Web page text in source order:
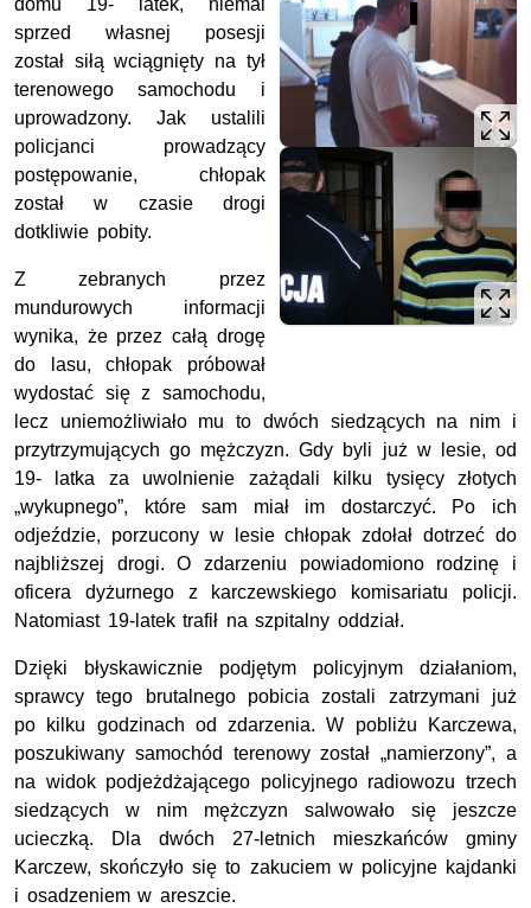
domu 19- latek, niemal
sprzed własnej posesji
został siłą wciągnięty na tył
terenowego samochodu i
uprowadzony. Jak ustalili
policjanci prowadzący
postępowanie, chłopak
został w czasie drogi
dotkliwie pobity.
Z zebranych przez
mundurowych informacji
wynika, że przez całą drogę
do lasu, chłopak próbował
wydostać się z samochodu,
lecz uniemożliwiało mu to dwóch siedzących na nim i
przytrzymujących go mężczyzn. Gdy byli już w lesie, od
19- latka za uwolnienie zażądali kilku tysięcy złotych
„wykupnego”, które sam miał im dostarczyć. Po ich
odjeździe, porzucony w lesie chłopak zdołał dotrzeć do
najbliższej drogi. O zdarzeniu powiadomiono rodzinę i
oficera dyżurnego z karczewskiego komisariatu policji.
Natomiast 19-latek trafił na szpitalny oddział.
Dzięki błyskawicznie podjętym policyjnym działaniom,
sprawcy tego brutalnego pobicia zostali zatrzymani już
po kilku godzinach od zdarzenia. W pobliżu Karczewa,
poszukiwany samochód terenowy został „namierzony”, a
na widok podjeżdżającego policyjnego radiowozu trzech
siedzących w nim mężczyzn salwowało się jeszcze
ucieczką. Dla dwóch 27-letnich mieszkańców gminy
Karczew, skończyło się to zakuciem w policyjne kajdanki
i osadzeniem w areszcie.